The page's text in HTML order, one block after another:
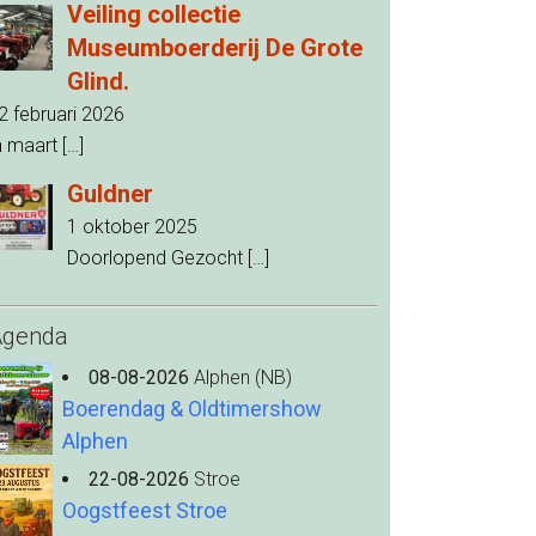
Veiling collectie
Museumboerderij De Grote
Glind.
februari 2026
maart […]
Guldner
1 oktober 2025
Doorlopend Gezocht […]
08-08-2026 Alphen (NB)
Boerendag & Oldtimershow
Alphen
22-08-2026 Stroe
Oogstfeest Stroe